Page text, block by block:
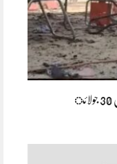
سانحہ باجوڑ ۔۔ شندائی موڑ، باجوڑ کا وہ علاقہ ہے جہاں 30 جولائ